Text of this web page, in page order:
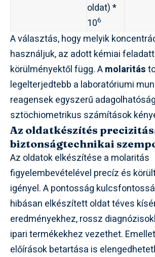
oldat) *
106
A választás, hogy melyik
használjuk, az adott kémiai
körülményektől függ. Amolaritás
legelterjedtebb a laboratóriumi
reagensek egyszerű
sztöchiometrikus számítások
Az oldatkészítés
biztonságtechnikai
Az oldatok elkészítése a molaritás
figyelembevételével precíz és
igényel. A pontosság
hibásan elkészített oldat téves
eredményekhez, rossz
ipari termékekhez vezethet.
előírások betartása is